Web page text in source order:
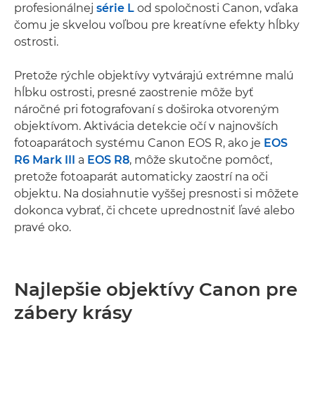
profesionálnej série L od spoločnosti Canon, vďaka
čomu je skvelou voľbou pre kreatívne efekty hĺbky
ostrosti.
Pretože rýchle objektívy vytvárajú extrémne malú
hĺbku ostrosti, presné zaostrenie môže byť
náročné pri fotografovaní s doširoka otvoreným
objektívom. Aktivácia detekcie očí v najnovších
fotoaparátoch systému Canon EOS R, ako je EOS
R6 Mark III a EOS R8, môže skutočne pomôcť,
pretože fotoaparát automaticky zaostrí na oči
objektu. Na dosiahnutie vyššej presnosti si môžete
dokonca vybrať, či chcete uprednostniť ľavé alebo
pravé oko.
Najlepšie objektívy Canon pre
zábery krásy